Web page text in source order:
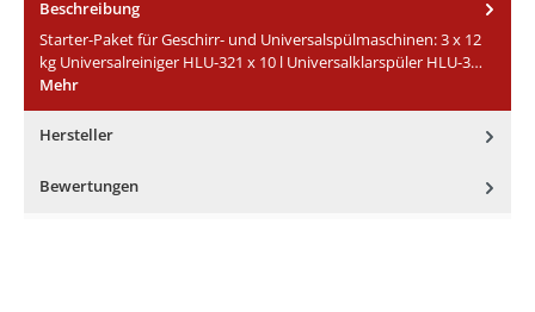
Beschreibung
Starter-Paket für Geschirr- und Universalspülmaschinen: 3 x 12
kg Universalreiniger HLU-321 x 10 l Universalklarspüler HLU-3…
Mehr
Hersteller
Bewertungen